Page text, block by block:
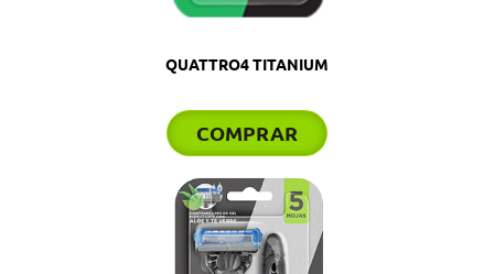
QUATTRO4 TITANIUM
COMPRAR